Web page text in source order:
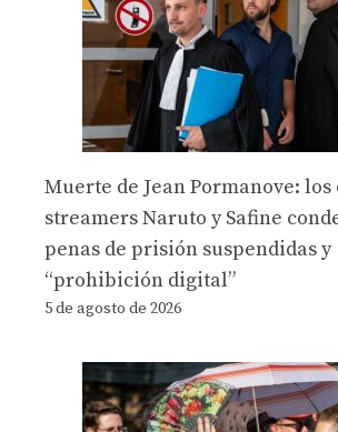
Muerte de Jean Pormanove: los
streamers Naruto y Safine
penas de prisión suspendidas y
“prohibición digital”
5 de agosto de 2026